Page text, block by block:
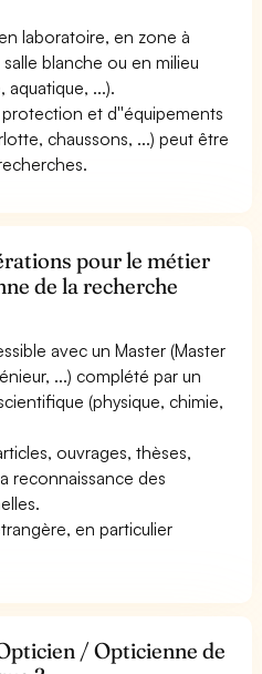
laboratoire, en zone à
blanche ou en milieu
aquatique, ...).
et d''équipements
chaussons, ...) peut être
pour le métier
de la recherche
avec un Master (Master
...) complété par un
(physique, chimie,
ouvrages, thèses,
reconnaissance des
en particulier
/ Opticienne de